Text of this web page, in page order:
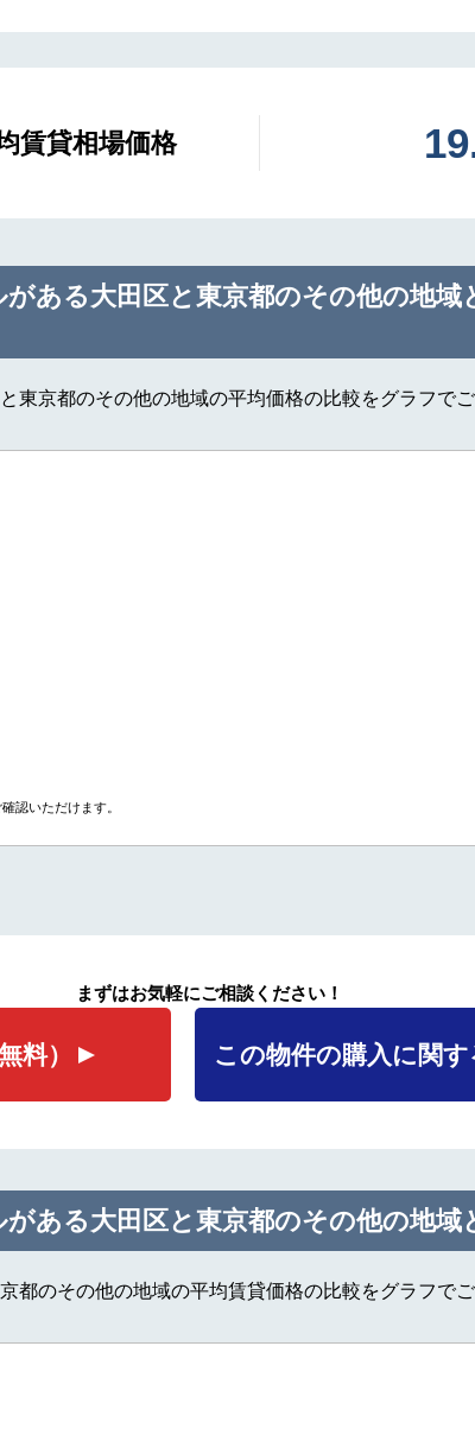
賃貸相場価格
ある大田区と東京都のその他の地域
東京都のその他の地域の平均価格の比較をグラフで
認いただけます。
まずはお気軽にご相談ください！
料） この物件の購入に関
ある大田区と東京都のその他の地域
都のその他の地域の平均賃貸価格の比較をグラフで